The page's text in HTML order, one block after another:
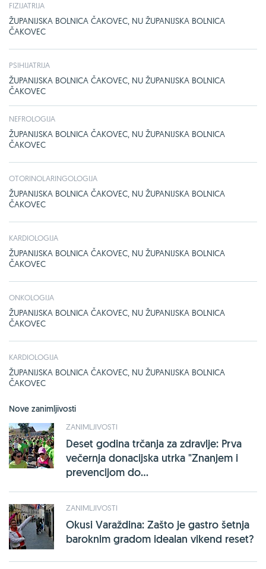
FIZIJATRIJA
ŽUPANIJSKA BOLNICA ČAKOVEC, NU ŽUPANIJSKA BOLNICA
ČAKOVEC
PSIHIJATRIJA
ŽUPANIJSKA BOLNICA ČAKOVEC, NU ŽUPANIJSKA BOLNICA
ČAKOVEC
NEFROLOGIJA
ŽUPANIJSKA BOLNICA ČAKOVEC, NU ŽUPANIJSKA BOLNICA
ČAKOVEC
OTORINOLARINGOLOGIJA
ŽUPANIJSKA BOLNICA ČAKOVEC, NU ŽUPANIJSKA BOLNICA
ČAKOVEC
KARDIOLOGIJA
ŽUPANIJSKA BOLNICA ČAKOVEC, NU ŽUPANIJSKA BOLNICA
ČAKOVEC
ONKOLOGIJA
ŽUPANIJSKA BOLNICA ČAKOVEC, NU ŽUPANIJSKA BOLNICA
ČAKOVEC
KARDIOLOGIJA
ŽUPANIJSKA BOLNICA ČAKOVEC, NU ŽUPANIJSKA BOLNICA
ČAKOVEC
Nove zanimljivosti
ZANIMLJIVOSTI
Deset godina trčanja za zdravlje: Prva
večernja donacijska utrka "Znanjem i
prevencijom do...
ZANIMLJIVOSTI
Okusi Varaždina: Zašto je gastro šetnja
baroknim gradom idealan vikend reset?